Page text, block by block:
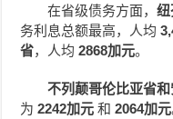
在省级债务方面，纽
务利息总额最高，人均
省，人均2868加元。
不列颠哥伦比亚省
为2242加元 和2064加元